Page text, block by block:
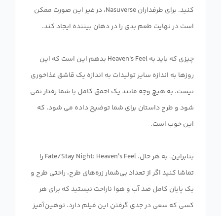
کنید. برای طرفداران Nasuverse، در غیر این صورت ممکن
چیزی که باید به Heaven's Feel بدهم این است که این
روزها به اندازه سایر تولیدات به اندازه یک قاشق غذاخوری
نیست. به هیچ وجه مانند یک احمق کامل با شما رفتار نمی
شود و طرح داستان برای شما توضیح داده می شود، که
بنابراین، به هر حال. Fate/Stay Night: Heaven's Feel را
تماشا کنید اگر از تعداد بی‌شمار زره‌های طرح، راحتی طرح و
یک پایان کامل ضد آب و هوا ناراحت نیستید که برای هر
کسی که سعی در جدی گرفتن این فیلم دارد، توهین‌آمیز